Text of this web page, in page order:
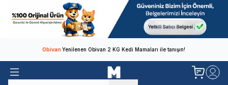
ObivanYenilenen Obivan 2 KG Kedi Mamaları ile tanışın!